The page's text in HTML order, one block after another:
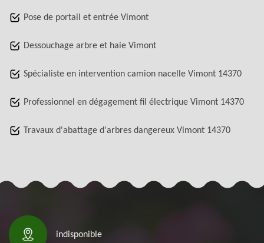
Pose de portail et entrée Vimont
Dessouchage arbre et haie Vimont
Spécialiste en intervention camion nacelle Vimont 14370
Professionnel en dégagement fil électrique Vimont 14370
Travaux d'abattage d'arbres dangereux Vimont 14370
indisponible